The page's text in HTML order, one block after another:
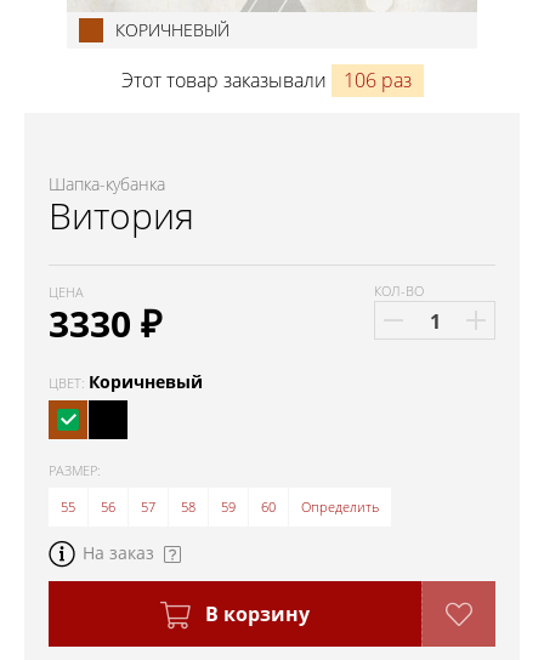
КОРИЧНЕВЫЙ
Этот товар заказывали 106 раз
Шапка-кубанка
Витория
ЦЕНА
3330 ₽
КОЛ-ВО
ЦВЕТ: Коричневый
РАЗМЕР:
55
56 57 58 59 60 Определить
На заказ
В корзину